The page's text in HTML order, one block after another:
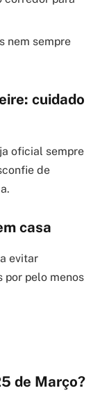
nem sempre
cuidado
oficial sempre
de
casa
evitar
por pelo menos
de Março?